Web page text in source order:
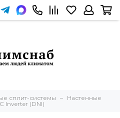
сплит-системы
Настенные
Inverter (DNI)